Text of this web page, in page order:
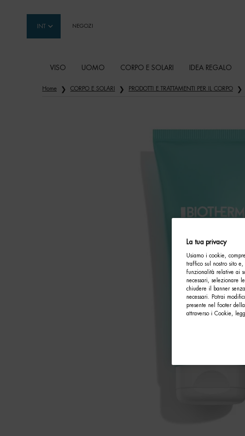
INT NEGOZI
VISO UOMO CORPO E SOLARI IDEA REGALO
Contenuto principale
Home CORPO E SOLARI PRODOTTI E TRATTAMENTI PER IL CORPO
La tua privacy
Usiamo i cookie,
traffico sul nostro sito
funzionalità relative ai
necessari, selezionare
chiudere il banner
necessari. Potrai
presente nel footer
attraverso i Cookie,